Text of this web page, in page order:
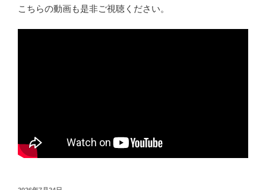
こちらの動画も是非ご視聴ください。